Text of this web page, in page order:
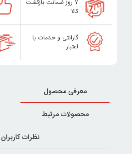
۷ روز ضمانت بازگشت
کالا
گارانتی و خدمات با
اعتبار
معرفی محصول
محصولات مرتبط
نظرات کاربران